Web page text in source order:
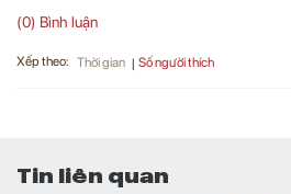
(0) Bình luận
Xếp theo: Thời gian Số người thích
Tin liên quan